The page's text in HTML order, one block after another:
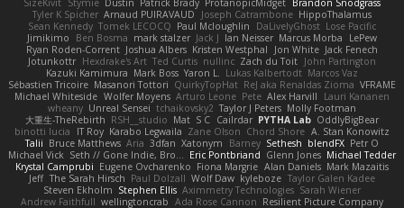
SizeKivit Stymie Dustin Patrick Brady ProtanopicMidget Brandon Snodgrass
Tyler K Spicher Arnaud PUIRAVAUD Joseph Catrambone HippoThalamus
Sean Kennedy Tomek LECOCQ Paul Mcloughlin DaLivelyGhost Lose Pacific
Jimikimo
Ben Bosma mark stalzer Jack J Ian Neisser Marcus Morba
LePew
Ryan Roden-Corrent Joshua Albers Kristen Westphal Jon White Jack Fenech
Jotunkottr Hexdrake's Art Ted Curtis nullinc Zach du Toit John Partington
Kazuki Kamimura Mark Boss Yaron L. Lukas Kalbertodt Marcos Vaz
Sébastien Tricoire Masanori Tottori QuirkyTopHat ReJ aka Renaldas Zioma VFRAME
Michael Whiteside Wolfer Moyens Arturo Leone Pete Alex Harvill
Lauri Kananen
wheany Unreal Sensei tchaikovsky2 Taylor J Peters Molly Footman
大重生-TheRebirth RSH__studio Mat S C Cailrdar PYTHA Lab OddlyBigBear
binotti lucia
IT Roy Karabo Legwaila Zane Olson Chord Shore A. Stan Konowitz
Talii Bruce Matthews Aria 3dfan Xatonym Barney Sethesh blendFX Petr O
Michael Vick Seth // Gone Indie, Bro... Eric Pontbriand Glenn Jones Michael Tedder
Krystal Camprubi Eugene Ovcharenko Fiona Margrie Alan Daniels Mark Mazaitis
Jeff The Sarah Hirsch Paul Dolzall Wolf Daw kyleboze Taylor Galen Kadee
Steven Ekholm Stephen Ellis Aximmetry Technologies Sarah Wiener
Andrew Faithfull wellingtoncrab Ada Rose Cannon Resilient Picture Company